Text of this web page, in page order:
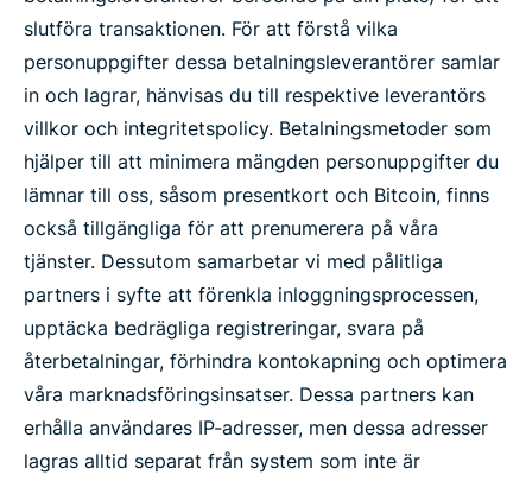
slutföra transaktionen. För att förstå vilka
personuppgifter dessa betalningsleverantörer samlar
in och lagrar, hänvisas du till respektive leverantörs
villkor och integritetspolicy. Betalningsmetoder som
hjälper till att minimera mängden personuppgifter du
lämnar till oss, såsom presentkort och Bitcoin, finns
också tillgängliga för att prenumerera på våra
tjänster. Dessutom samarbetar vi med pålitliga
partners i syfte att förenkla inloggningsprocessen,
upptäcka bedrägliga registreringar, svara på
återbetalningar, förhindra kontokapning och optimera
våra marknadsföringsinsatser. Dessa partners kan
erhålla användares IP-adresser, men dessa adresser
lagras alltid separat från system som inte är